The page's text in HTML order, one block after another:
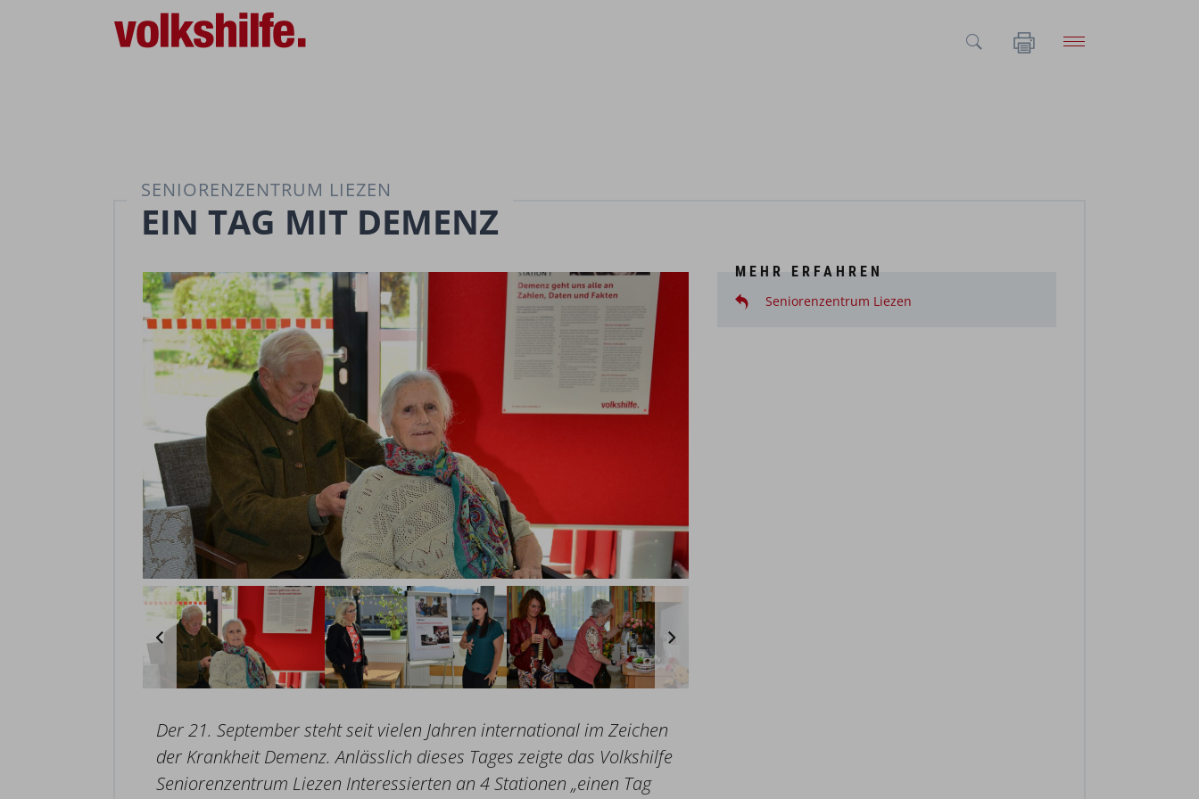
SENIORENZENTRUM LIEZEN
EIN TAG MIT DEMENZ
Der 21. September steht seit vielen Jahren international im Zeichen
der Krankheit Demenz. Anlässlich dieses Tages zeigte das Volkshilfe
Seniorenzentrum Liezen Interessierten an 4 Stationen „einen Tag
MEHR ERFAHREN
Seniorenzentrum Liezen